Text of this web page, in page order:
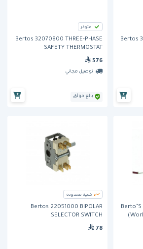
Bertos
متوفر
Bertos 32070800 THREE-PHASE
SAFETY THERMOSTAT
576
توصيل مجاني
بائع موثق
كمية محدودة
Bertos 22051000 BIPOLAR
SELECTOR SWITCH
78